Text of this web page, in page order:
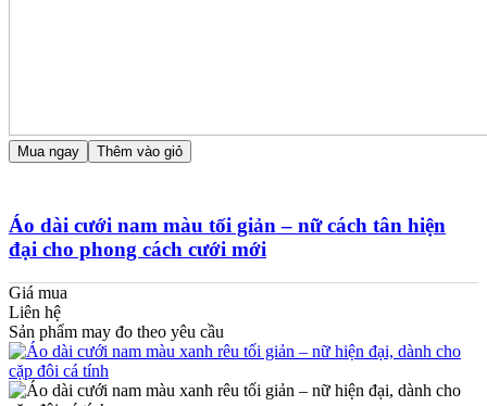
Mua ngay Thêm vào giỏ
Áo dài cưới nam màu tối giản – nữ cách tân hiện
đại cho phong cách cưới mới
Giá mua
Liên hệ
Sản phẩm may đo theo yêu cầu